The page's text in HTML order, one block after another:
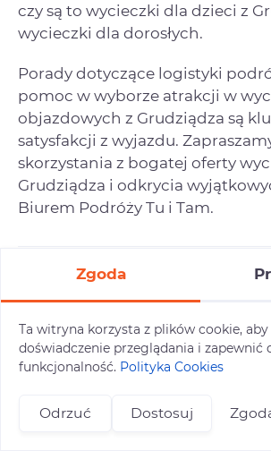
czy są to wycieczki dla dzieci z
wycieczki dla dorosłych.
Porady dotyczące logistyki
pomoc w wyborze atrakcji w
objazdowych z Grudziądza są
satysfakcji z wyjazdu.
skorzystania z bogatej oferty
Grudziądza i odkrycia
Biurem Podróży Tu i Tam.
Trasa do
Zgoda
Ta witryna korzysta z plików cookie, aby
doświadczenie przeglądania i zapewnić
funkcjonalność. Polityka Cookies
Odrzuć Dostosuj